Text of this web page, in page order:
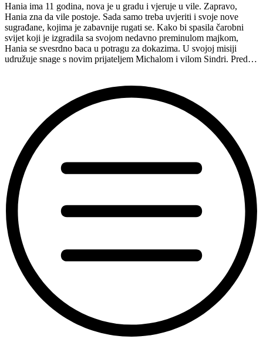
Hania ima 11 godina, nova je u gradu i vjeruje u vile. Zapravo,
Hania zna da vile postoje. Sada samo treba uvjeriti i svoje nove
sugrađane, kojima je zabavnije rugati se. Kako bi spasila čarobni
svijet koji je izgradila sa svojom nedavno preminulom majkom,
Hania se svesrdno baca u potragu za dokazima. U svojoj misiji
udružuje snage s novim prijateljem Michalom i vilom Sindri. Pred…